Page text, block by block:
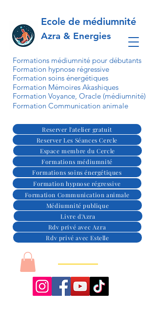
Azra & Energies
Ecole de médiumnité
Formations médiumnité pour débutants
Formation soins énergétiques
Reserver l'atelier gratuit
Reserver Les Séances Cercle
Espace membre du Cercle
Formation hypnose régressive
Formations médiumnité
Formations soins énergétiques
Formation hypnose régressive
Médiumnité publique
Livre d'Azra
Rdv privé avec Azra
Rdv privé avec Estelle
Formation Mémoires Akashiques
Formation Voyance, Oracle (médiumnité)
Formation Communication animale
Formation Communication animale